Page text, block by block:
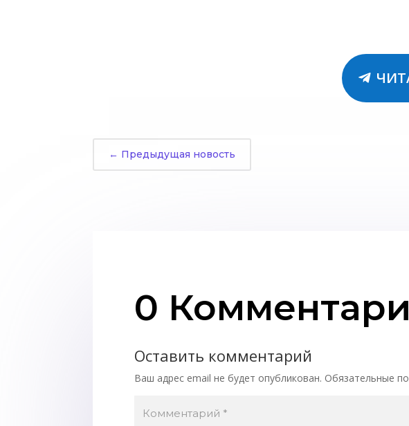
← Предыдущая новость
0
Оставить комментарий
Ваш адрес email не будет опубликован. Обязательные